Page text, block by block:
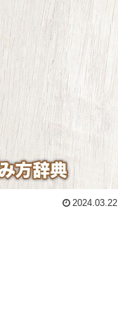
2024.03.22